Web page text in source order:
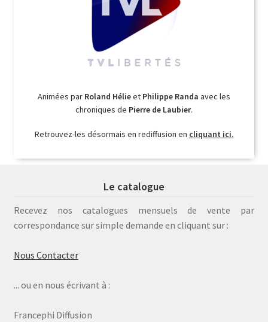
Animées par Roland Hélieet Philippe Randa avec les
chroniques de Pierre de Laubier.
Retrouvez-les désormais en rediffusion en cliquant ici.
Le catalogue
Recevez nos catalogues mensuels de vente par
correspondance sur simple demande en cliquant sur :
Nous Contacter
... ou en nous écrivant à :
Francephi Diffusion